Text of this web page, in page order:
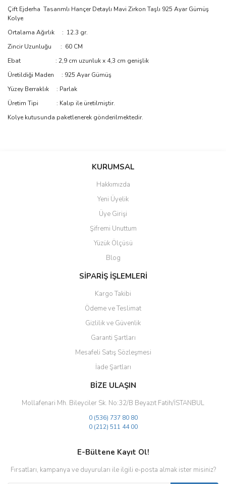
Çift Ejderha Tasarımlı Hançer Detaylı Mavi Zirkon Taşlı 925 Ayar Gümüş
Kolye
Ortalama Ağırlık : 12.3 gr.
Zincir Uzunluğu : 60 CM
Ebat : 2,9 cm uzunluk x 4,3 cm genişlik
Üretildiği Maden : 925 Ayar Gümüş
Yüzey Berraklık : Parlak
Üretim Tipi : Kalıp ile üretilmiştir.
Kolye kutusunda paketlenerek gönderilmektedir.
Bu ürüne ilk yorumu siz yapın!
Yorum Yaz
Ürün resmi kalitesiz, bozuk veya görüntülenemiyor.
Ürün açıklamasında eksik bilgiler bulunuyor.
Ürün bilgilerinde hatalar bulunuyor.
Ürün fiyatı diğer sitelerden daha pahalı.
Bu ürüne benzer farklı alternatifler olmalı.
Gönder
KURUMSAL
Hakkımızda
Yeni Üyelik
Üye Girişi
Şifremi Unuttum
Yüzük Ölçüsü
Blog
SİPARİŞ İŞLEMLERİ
Kargo Takibi
Ödeme ve Teslimat
Gizlilik ve Güvenlik
Garanti Şartları
Mesafeli Satış Sözleşmesi
İade Şartları
BİZE ULAŞIN
Mollafenari Mh. Bileyciler Sk. No:32/B Beyazıt Fatih/İSTANBUL
0 (536) 737 80 80
0 (212) 511 44 00
E-Bültene Kayıt Ol!
Fırsatları, kampanya ve duyuruları ile ilgili e-posta almak ister misiniz?